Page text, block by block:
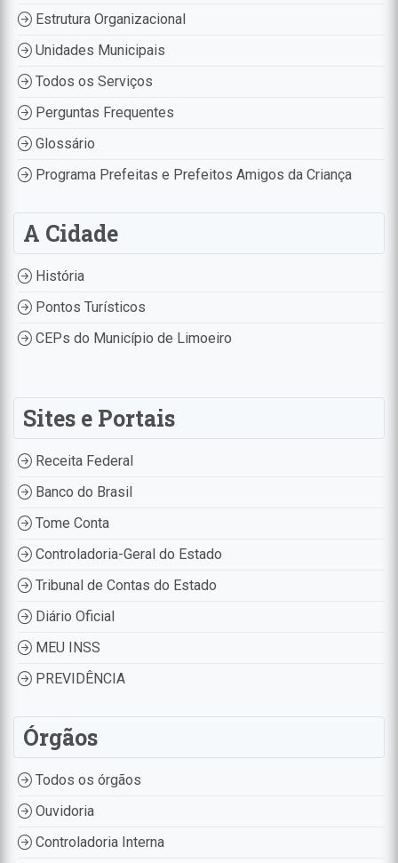
Estrutura Organizacional
Unidades Municipais
Todos os Serviços
Perguntas Frequentes
Glossário
Programa Prefeitas e Prefeitos Amigos da Criança
A Cidade
História
Pontos Turísticos
CEPs do Município de Limoeiro
Sites e Portais
Receita Federal
Banco do Brasil
Tome Conta
Controladoria-Geral do Estado
Tribunal de Contas do Estado
Diário Oficial
MEU INSS
PREVIDÊNCIA
Órgãos
Todos os órgãos
Ouvidoria
Controladoria Interna